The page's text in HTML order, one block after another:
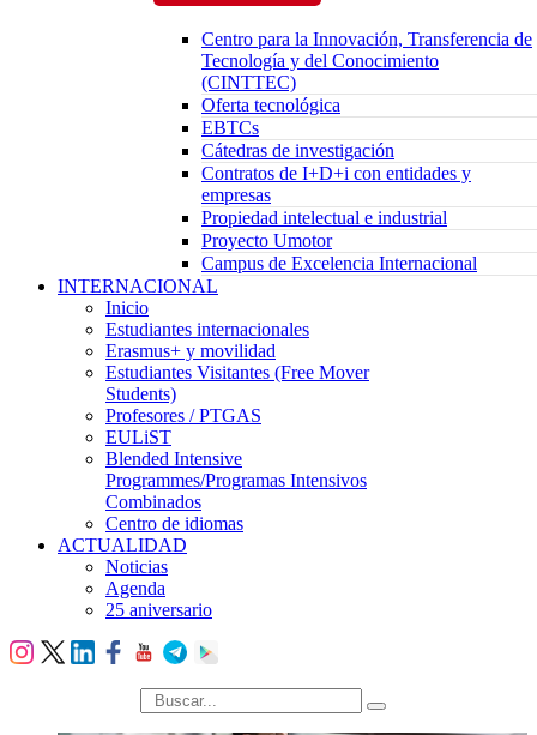
Centro para la Innovación, Transferencia de
Tecnología y del Conocimiento
(CINTTEC)
Oferta tecnológica
EBTCs
Cátedras de investigación
Contratos de I+D+i con entidades y
empresas
Propiedad intelectual e industrial
Proyecto Umotor
Campus de Excelencia Internacional
INTERNACIONAL
Inicio
Estudiantes internacionales
Erasmus+ y movilidad
Estudiantes Visitantes (Free Mover
Students)
Profesores / PTGAS
EULiST
Blended Intensive
Programmes/Programas Intensivos
Combinados
Centro de idiomas
ACTUALIDAD
Noticias
Agenda
25 aniversario
búsqueda